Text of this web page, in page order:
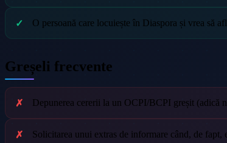
O persoană care locuiește în Diaspora și vrea să
Greșeli frecvente
Depunerea cererii la un OCPI/BCPI greșit (adică
Solicitarea unui extras de informare când, de fapt,